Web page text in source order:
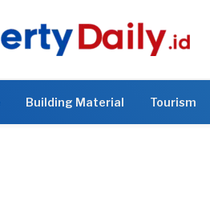
Building Material Tourism